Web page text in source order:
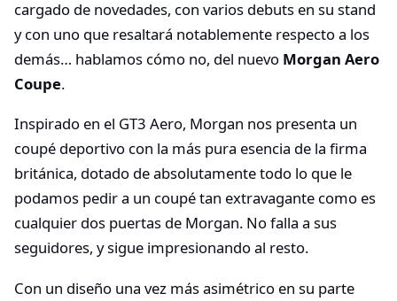
cargado de novedades, con varios debuts en su stand
y con uno que resaltará notablemente respecto a los
demás… hablamos cómo no, del nuevo Morgan Aero
Coupe.
Inspirado en el GT3 Aero, Morgan nos presenta un
coupé deportivo con la más pura esencia de la firma
británica, dotado de absolutamente todo lo que le
podamos pedir a un coupé tan extravagante como es
cualquier dos puertas de Morgan. No falla a sus
seguidores, y sigue impresionando al resto.
Con un diseño una vez más asimétrico en su parte